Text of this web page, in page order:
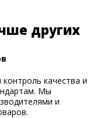
других
качества и
Мы
и